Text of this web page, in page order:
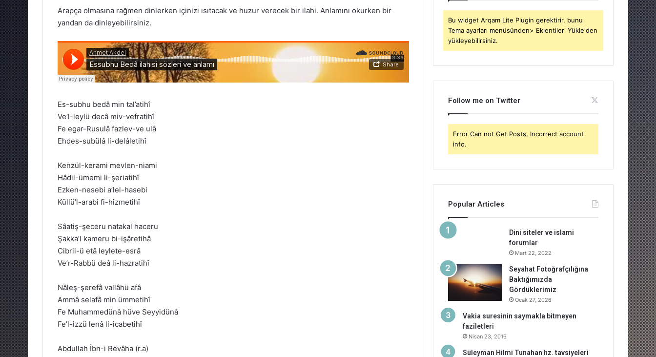
Arapça olmasına rağmen dinlerken içinizi ısıtacak ve huzur verecek bir ilahi. Anlamını okurken bir
yandan da dinleyebilirsiniz.
Es-subhu bedâ min tal’atihî
Ve’l-leylü decâ miv-vefratihî
Fe egar-Rusulâ fazlev-ve ulâ
Ehdes-subülâ li-delâletihî
Kenzül-kerami mevlen-niami
Hâdil-ümemi li-şeriatihî
Ezken-nesebi a’lel-hasebi
Küllü’l-arabi fi-hizmetihî
Sâatiş-şeceru natakal haceru
Şakka’l kameru bi-işâretihâ
Cibril-ü etâ leylete-esrâ
Ve’r-Rabbü deâ li-hazratihî
Nâleş-şerefâ vallâhü afâ
Ammâ selafâ min ümmetihî
Fe Muhammedünâ hüve Seyyidünâ
Fe’l-izzü lenâ li-icabetihî
Abdullah İbn-i Revâha (r.a)
Bu widget Arqam Lite Plugin gerektirir, bunu
Tema ayarları menüsünden> Eklentileri Yükle'den
yükleyebilirsiniz.
Follow me on Twitter
Error Can not Get Posts, Incorrect account
info.
Popular Articles
Dini siteler ve islami
forumlar
Mart 22, 2022
Seyahat Fotoğrafçılığına
Baktığımızda
Gördüklerimiz
Ocak 27, 2026
Vakia suresinin saymakla bitmeyen
faziletleri
Nisan 23, 2016
Süleyman Hilmi Tunahan hz. tavsiyeleri